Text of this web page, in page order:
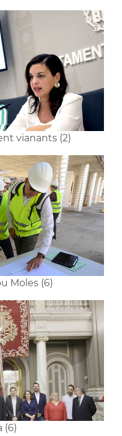
vianants (2)
Moles (6)
(6)